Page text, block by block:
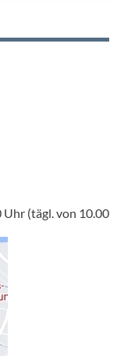
(tägl. von 10.00